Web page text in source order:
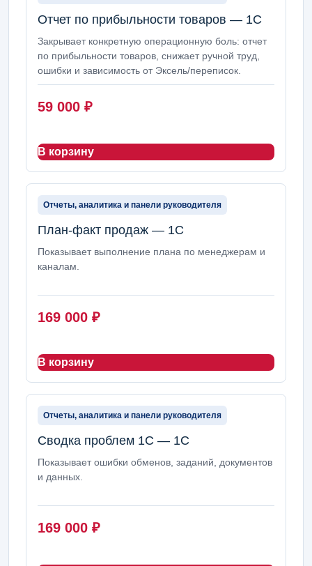
Отчет по прибыльности товаров — 1С
Закрывает конкретную операционную боль: отчет
по прибыльности товаров, снижает ручной труд,
ошибки и зависимость от Эксель/переписок.
59 000 ₽
В корзину
Отчеты, аналитика и панели руководителя
План-факт продаж — 1С
Показывает выполнение плана по менеджерам и
каналам.
169 000 ₽
В корзину
Отчеты, аналитика и панели руководителя
Сводка проблем 1С — 1С
Показывает ошибки обменов, заданий, документов
и данных.
169 000 ₽